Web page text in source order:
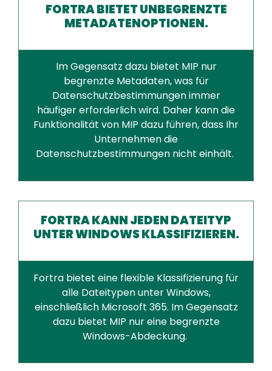
FORTRA BIETET UNBEGRENZTE
METADATENOPTIONEN.
Im Gegensatz dazu bietet MIP nur
begrenzte Metadaten, was für
Datenschutzbestimmungen immer
häufiger erforderlich wird. Daher kann die
Funktionalität von MIP dazu führen, dass Ihr
Unternehmen die
Datenschutzbestimmungen nicht einhält.
FORTRA KANN JEDEN DATEITYP
UNTER WINDOWS KLASSIFIZIEREN.
Fortra bietet eine flexible Klassifizierung für
alle Dateitypen unter Windows,
einschließlich Microsoft 365. Im Gegensatz
dazu bietet MIP nur eine begrenzte
Windows-Abdeckung.